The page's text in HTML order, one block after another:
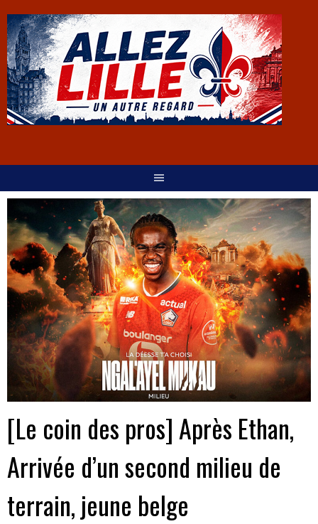
[Le coin des pros] Après Ethan,
Arrivée d’un second milieu de
terrain, jeune belge